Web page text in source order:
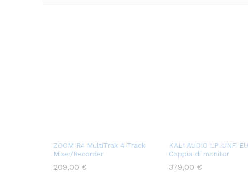
ZOOM R4 MultiTrak 4-Track
Mixer/Recorder
209,00 €
KALI AUDIO LP-UNF-EU
Coppia di monitor
379,00 €